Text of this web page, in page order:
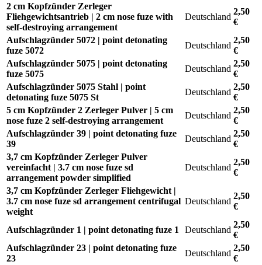
2 cm Kopfzünder Zerleger
Fliehgewichtsantrieb | 2 cm nose fuze with
self-destroying arrangement
Deutschland
2,50
€
Aufschlagzünder 5072 | point detonating
fuze 5072
Deutschland
2,50
€
Aufschlagzünder 5075 | point detonating
fuze 5075
Deutschland
2,50
€
Aufschlagzünder 5075 Stahl | point
detonating fuze 5075 St
Deutschland
2,50
€
5 cm Kopfzünder 2 Zerleger Pulver | 5 cm
nose fuze 2 self-destroying arrangement
Deutschland
2,50
€
Aufschlagzünder 39 | point detonating fuze
39
Deutschland
2,50
€
3,7 cm Kopfzünder Zerleger Pulver
vereinfacht | 3.7 cm nose fuze sd
arrangement powder simplified
Deutschland
2,50
€
3,7 cm Kopfzünder Zerleger Fliehgewicht |
3.7 cm nose fuze sd arrangement centrifugal
weight
Deutschland
2,50
€
Aufschlagzünder 1 | point detonating fuze 1 Deutschland
2,50
€
Aufschlagzünder 23 | point detonating fuze
23
Deutschland
2,50
€